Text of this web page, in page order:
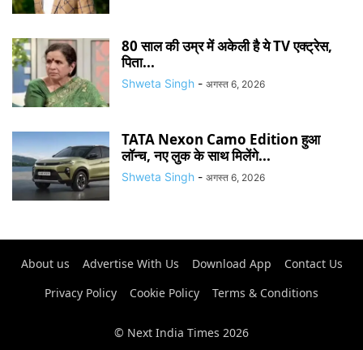
80 साल की उम्र में अकेली है ये TV एक्ट्रेस,
पिता...
Shweta Singh - अगस्त 6, 2026
TATA Nexon Camo Edition हुआ
लॉन्च, नए लुक के साथ मिलेंगे...
Shweta Singh - अगस्त 6, 2026
About us Advertise With Us Download App
Contact Us
Privacy Policy
Cookie Policy Terms & Conditions
© Next India Times 2026